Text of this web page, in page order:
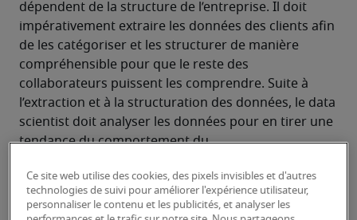
dépendent de la structure de l’entreprise. Il doit
impérativement extraire les données des clients afin
de les catégoriser et les structurer de manière
compréhensible pour que le reste des
collaborateurs puissent les comprendre. Suite à
l’extraction et à la structuration des données, le data
scientist doit analyser les données pour en tirer une
tendance du comportement du
Le data scientist a également pour mission
d’optimiser les actions marketing, notamment via le
Ce site web utilise des cookies, des pixels invisibles et d'autres
technologies de suivi pour améliorer l'expérience utilisateur,
personnaliser le contenu et les publicités, et analyser les